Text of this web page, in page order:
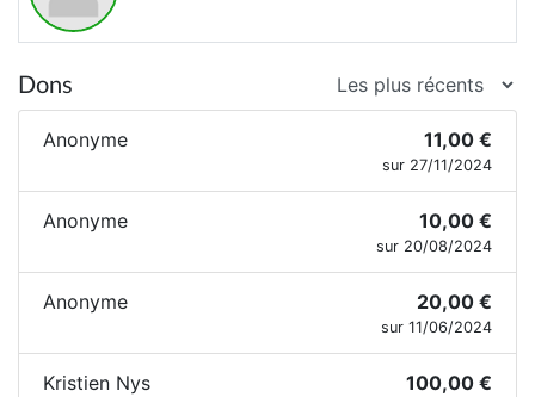
Dons
Anonyme 11,00 €
sur 27/11/2024
Anonyme 10,00 €
sur 20/08/2024
Anonyme 20,00 €
sur 11/06/2024
Kristien Nys 100,00 €